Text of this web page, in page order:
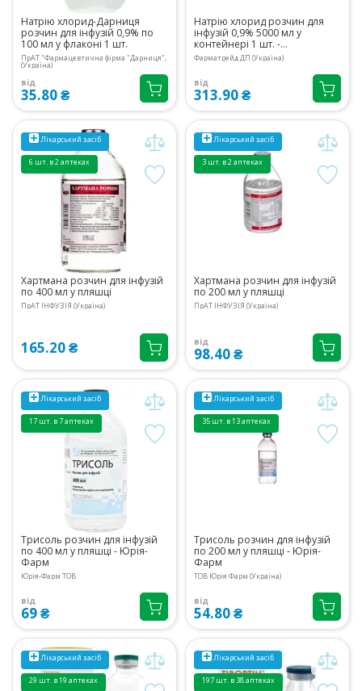
Натрію хлорид-Дарниця
розчин для інфузій 0,9% по
100 мл у флаконі 1 шт.
ПрАТ "Фармацевтична фірма "Дарниця",
(Україна)
від
35.80 ₴
Натрію хлорид розчин для
інфузій 0,9% 5000 мл у
контейнері 1 шт. -
Фарматрейд
Фарматрейд ДП (Україна)
від
313.90 ₴
Лікарський засіб
6 шт. в 2 аптеках
Хартмана розчин для інфузій
по 400 мл у пляшці
ПрАТ ІНФУЗІЯ (Україна)
165.20 ₴
Лікарський засіб
3 шт. в 2 аптеках
Хартмана розчин для інфузій
по 200 мл у пляшці
ПрАТ ІНФУЗІЯ (Україна)
від
98.40 ₴
Лікарський засіб
17 шт. в 7 аптеках
Трисоль розчин для інфузій
по 400 мл у пляшці - Юрія-
Фарм
Юрія-Фарм ТОВ
від
69 ₴
Лікарський засіб
35 шт. в 13 аптеках
Трисоль розчин для інфузій
по 200 мл у пляшці - Юрія-
Фарм
ТОВ Юрія Фарм (Україна)
від
54.80 ₴
Лікарський засіб
29 шт. в 19 аптеках
Лікарський засіб
197 шт. в 38 аптеках